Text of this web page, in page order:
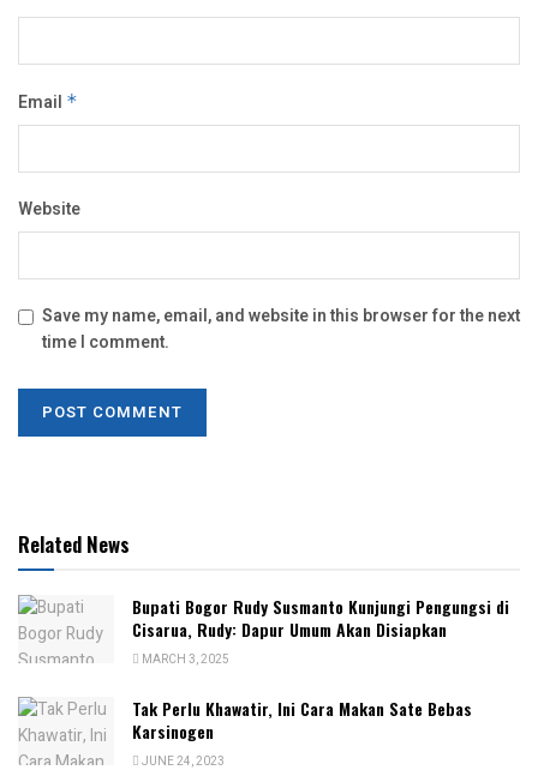
Email *
Website
Save my name, email, and website in this browser for the next
time I comment.
Related News
Bupati Bogor Rudy Susmanto Kunjungi Pengungsi di
Cisarua, Rudy: Dapur Umum Akan Disiapkan
MARCH 3, 2025
Tak Perlu Khawatir, Ini Cara Makan Sate Bebas
Karsinogen
JUNE 24, 2023